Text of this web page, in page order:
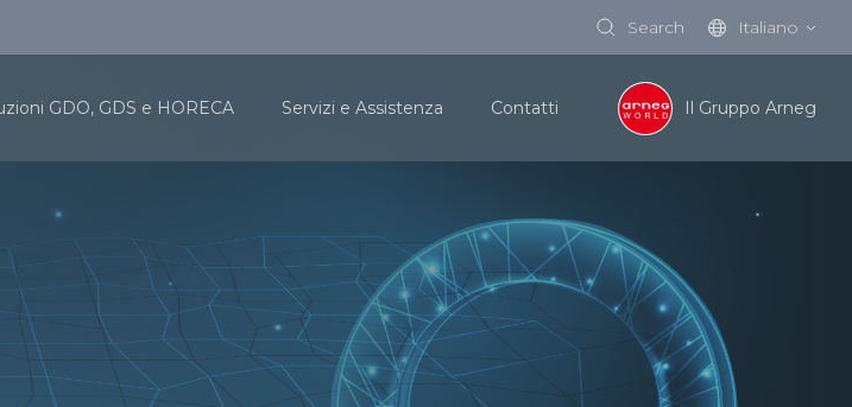
Search Italiano
GDO, GDS e HORECA Servizi e Assistenza Contatti Il Gruppo Arneg